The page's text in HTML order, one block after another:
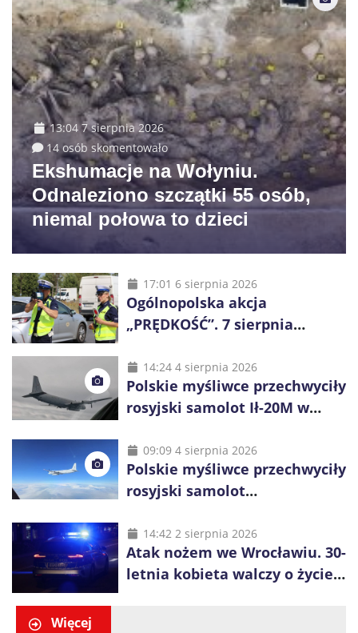
13:04 7 sierpnia 2026
14 osób skomentowało
Ekshumacje na Wołyniu.
Odnaleziono szczątki 55 osób,
niemal połowa to dzieci
17:01 6 sierpnia 2026
Ogólnopolska akcja
„PRĘDKOŚĆ”. 7 sierpnia
14:24 4 sierpnia 2026
Polskie myśliwce przechwyciły
rosyjski samolot Ił-20M w
09:09 4 sierpnia 2026
Polskie myśliwce przechwyciły
rosyjski samolot
14:42 2 sierpnia 2026
Atak nożem we Wrocławiu. 30-
letnia kobieta walczy o życie,
Więcej